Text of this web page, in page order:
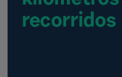
recorridos